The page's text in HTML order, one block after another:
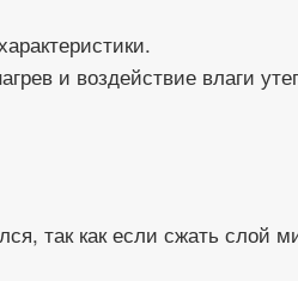
и воздействие влаги
так как если сжать слой